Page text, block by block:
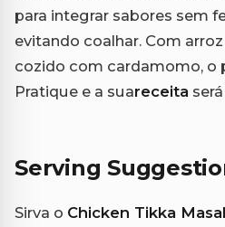
para integrar sabores sem
evitando coalhar. Com
cozido com cardamomo, o
Pratique e a suareceita
Serving
Sirva o Chicken Tikka